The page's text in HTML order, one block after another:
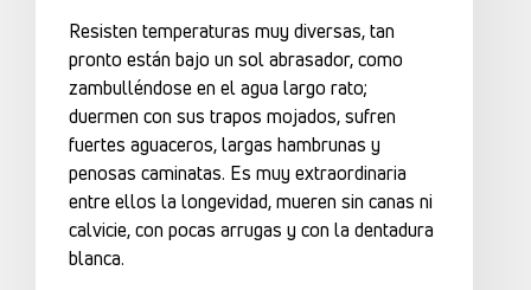
Resisten temperaturas muy diversas, tan
pronto están bajo un sol abrasador, como
zambulléndose en el agua largo rato;
duermen con sus trapos mojados, sufren
fuertes aguaceros, largas hambrunas y
penosas caminatas. Es muy extraordinaria
entre ellos la longevidad, mueren sin canas ni
calvicie, con pocas arrugas y con la dentadura
blanca.